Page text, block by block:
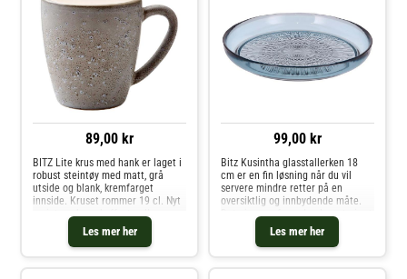
89,00 kr
Les mer her
BITZ Lite krus med hank er laget i
robust steintøy med matt, grå
utside og blank, kremfarget
innside. Kruset rommer 19 cl. Nyt
en intens kopp kaffe, te eller noe
annet fra det flotte kruset, og
kombiner det med de andre
fantastiske fargene i serien.
99,00 kr
Les mer her
Bitz Kusintha glasstallerken 18
cm er en fin løsning når du vil
servere mindre retter på en
oversiktlig og innbydende måte.
Det gjennomfargede glasset gir et
levende uttrykk, og størrelsen
passer godt til alt fra salat til
kaker. Tallerkenen er en de